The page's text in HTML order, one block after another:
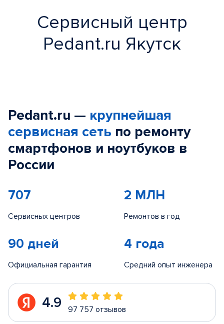
Сервисный центр
Pedant.ru Якутск
Pedant.ru — крупнейшая
сервисная сеть по ремонту
смартфонов и ноутбуков в
России
707
Сервисных центров
2 МЛН
Ремонтов в год
90 дней
Официальная гарантия
4 года
Средний опыт инженера
4.9 97 757 отзывов